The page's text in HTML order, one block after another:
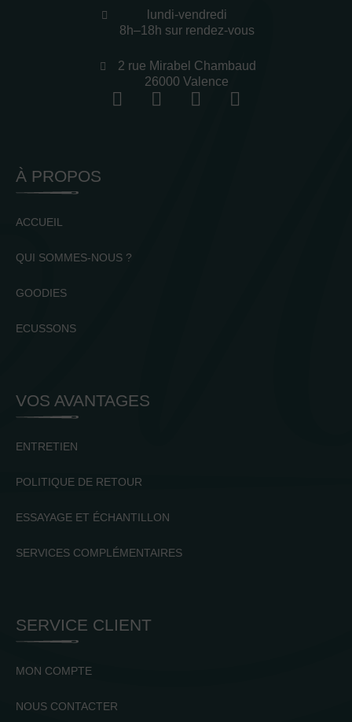
lundi-vendredi
8h–18h sur rendez-vous
2 rue Mirabel Chambaud
26000 Valence
À PROPOS
ACCUEIL
QUI SOMMES-NOUS ?
GOODIES
ECUSSONS
VOS AVANTAGES
ENTRETIEN
POLITIQUE DE RETOUR
ESSAYAGE ET ÉCHANTILLON
SERVICES COMPLÉMENTAIRES
SERVICE CLIENT
MON COMPTE
NOUS CONTACTER